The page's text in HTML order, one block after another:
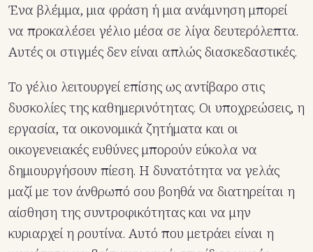
Ένα βλέμμα, μια φράση ή μια ανάμνηση μπορεί
να προκαλέσει γέλιο μέσα σε λίγα δευτερόλεπτα.
Αυτές οι στιγμές δεν είναι απλώς διασκεδαστικές.
Το γέλιο λειτουργεί επίσης ως αντίβαρο στις
δυσκολίες της καθημερινότητας. Οι υποχρεώσεις, η
εργασία, τα οικονομικά ζητήματα και οι
οικογενειακές ευθύνες μπορούν εύκολα να
δημιουργήσουν πίεση. Η δυνατότητα να γελάς
μαζί με τον άνθρωπό σου βοηθά να διατηρείται η
αίσθηση της συντροφικότητας και να μην
κυριαρχεί η ρουτίνα. Αυτό που μετράει είναι η